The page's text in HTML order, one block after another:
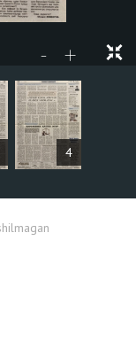
4
- +